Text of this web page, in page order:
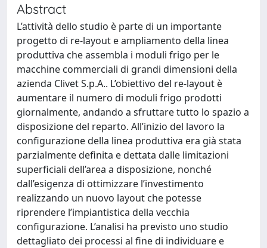
Abstract
L’attività dello studio è parte di un importante
progetto di re-layout e ampliamento della linea
produttiva che assembla i moduli frigo per le
macchine commerciali di grandi dimensioni della
azienda Clivet S.p.A.. L’obiettivo del re-layout è
aumentare il numero di moduli frigo prodotti
giornalmente, andando a sfruttare tutto lo spazio a
disposizione del reparto. All’inizio del lavoro la
configurazione della linea produttiva era già stata
parzialmente definita e dettata dalle limitazioni
superficiali dell’area a disposizione, nonché
dall’esigenza di ottimizzare l’investimento
realizzando un nuovo layout che potesse
riprendere l’impiantistica della vecchia
configurazione. L’analisi ha previsto uno studio
dettagliato dei processi al fine di individuare e